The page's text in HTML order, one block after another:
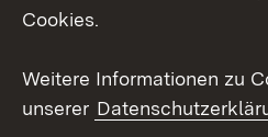
Cookies.
Weitere Informationen zu
unserer